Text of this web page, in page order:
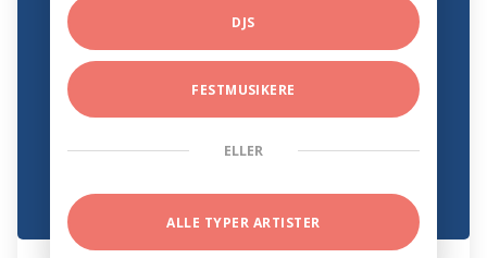
DJS
FESTMUSIKERE
ELLER
ALLE TYPER ARTISTER